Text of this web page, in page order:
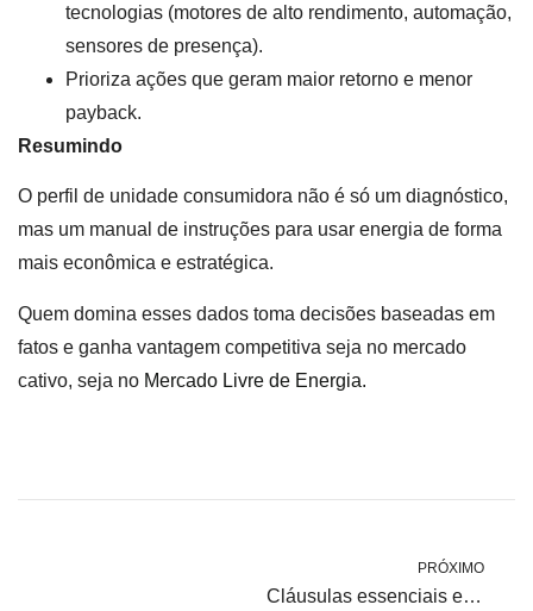
tecnologias (motores de alto rendimento, automação,
sensores de presença).
Prioriza ações que geram maior retorno e menor
payback.
Resumindo
O perfil de unidade consumidora não é só um diagnóstico,
mas um manual de instruções para usar energia de forma
mais econômica e estratégica.
Quem domina esses dados toma decisões baseadas em
fatos e ganha vantagem competitiva seja no mercado
cativo, seja no Mercado Livre de Energia.
PRÓXIMO
Cláusulas essenciais em contratos de energia no ACL